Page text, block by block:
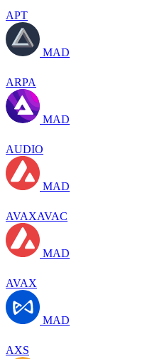
APT
MAD
ARPA
MAD
AUDIO
MAD
AVAXAVAC
MAD
AVAX
MAD
AXS